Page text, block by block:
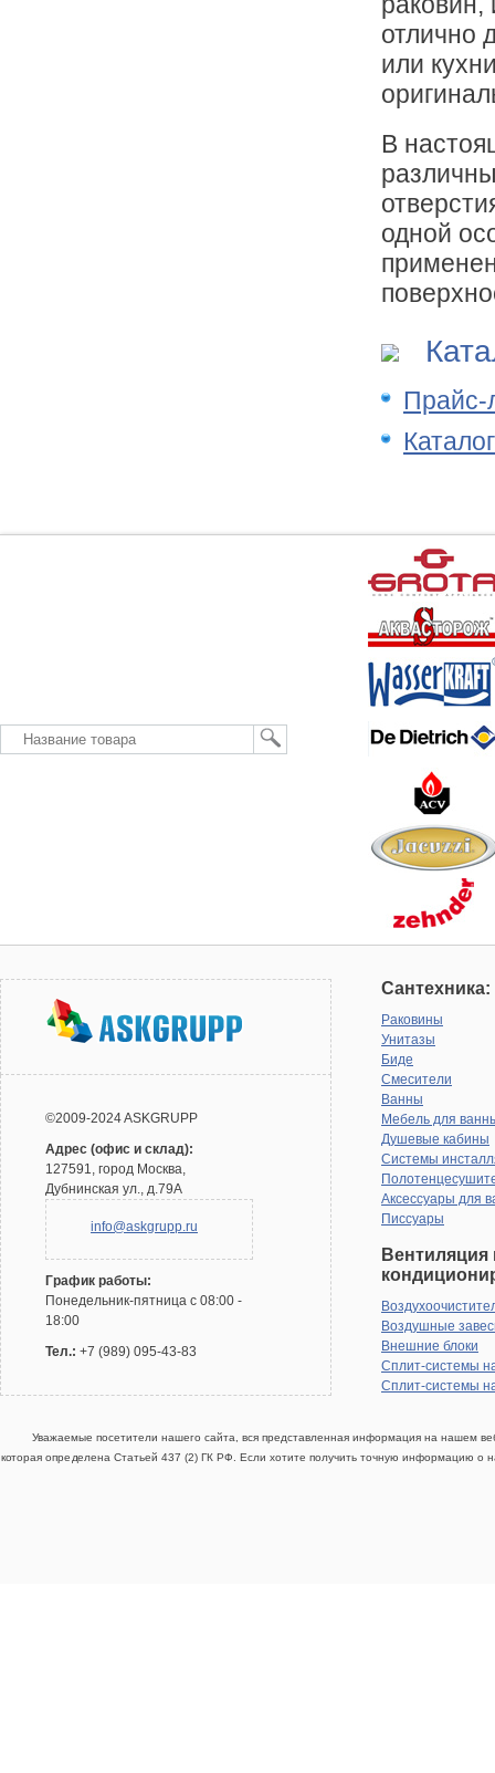
отлично
или
В
одной
Прайс-
©2009-2024 ASKGRUPP
Адрес (офис и склад):
127591, город Москва,
Дубнинская ул., д.79А
info@askgrupp.ru
График работы:
Понедельник-пятница с 08:00 -
18:00
Тел.: +7 (989) 095-43-83
Сантехника:
Раковины
Унитазы
Биде
Смесители
Ванны
Мебель для
Душевые кабины
Системы
Аксессуары для
Писсуары
Вентиляция
Воздушные
Внешние блоки
Сплит-системы
Сплит-системы
Уважаемые посетители нашего сайта, вся представленная информация на нашем
которая определена Статьей 437 (2) ГК РФ. Если хотите получить точную информацию о